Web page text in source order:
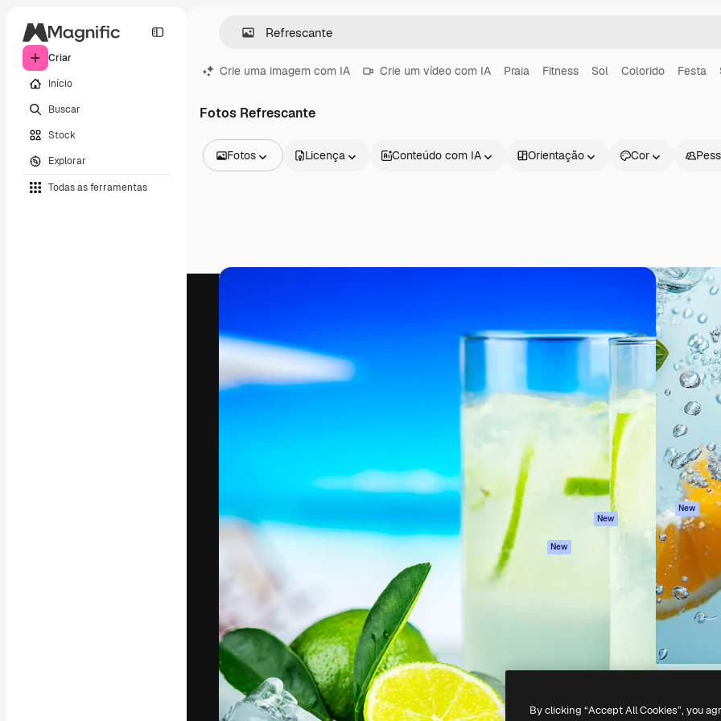
Criar
Início
Buscar
Stock
Explorar
Todas as ferramentas
Crie uma imagem com IA Crie um vídeo com IA Praia Fitness Sol Colorido Festa
Fotos Refrescante
Fotos
Vídeos
Ícones
Modelos 3D
Fontes
Licença Conteúdo com IA Orientação Cor
A plataforma criativa para você direcionar
seu melhor trabalho. Mais de 1 milhão de
assinantes entre criativos, empresas,
Produtos
Spaces
Assistente de IA
Gerador de vídeos
Texto para voz
Conteúdo de stock
MCP para
Claude/ChatGPT
New
Agentes New
API
Começar
Academy
Documentação
Atendimento
Termos e
condições
Política de
privacidade
Originais New
Política de
Central de
confiabilidade
Afiliados
Empresas
Copyright © 2010-2026Freepik Company S.L.U. Todos os direitos reservados.
By clicking “Accept All Cookies”, you